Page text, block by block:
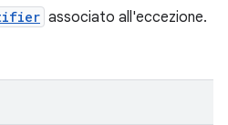
associato all'eccezione.